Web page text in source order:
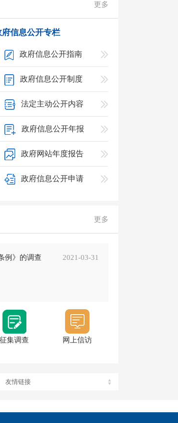
更多
府信息公开专栏
政府信息公开指南
政府信息公开制度
法定主动公开内容
政府信息公开年报
政府网站年度报告
政府信息公开申请
更多
2021-03-31
例》的调查
征集调查 网上信访
友情链接